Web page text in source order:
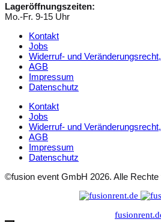
Lageröffnungszeiten:
Mo.-Fr. 9-15 Uhr
Kontakt
Jobs
Widerruf- und
AGB
Impressum
Datenschutz
Kontakt
Jobs
Widerruf- und
AGB
Impressum
Datenschutz
©fusion event GmbH 2026. Alle Rechte